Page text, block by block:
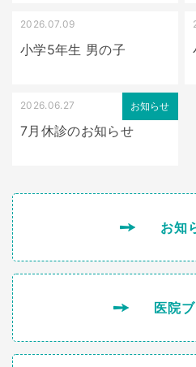
2026.07.09
小学5年生 男の子
お知らせ
2026.06.27
7月休診のお知らせ
お知
医院